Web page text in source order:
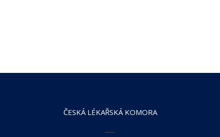
ČESKÁ LÉKAŘSKÁ KOMORA